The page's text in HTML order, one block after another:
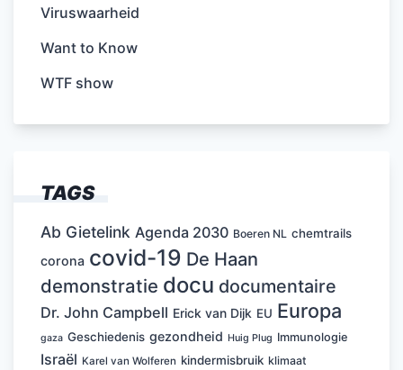
Viruswaarheid
Want to Know
WTF show
TAGS
Ab Gietelink Agenda 2030 Boeren NL chemtrails
corona covid-19 De Haan
demonstratie docu documentaire
Dr. John Campbell Erick van Dijk EU Europa
gaza Geschiedenis gezondheid Huig Plug Immunologie
Israël Karel van Wolferen kindermisbruik klimaat